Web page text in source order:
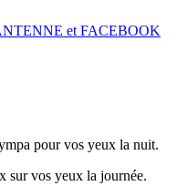
et FACEBOOK
pour vos yeux la nuit.
sur vos yeux la journée.